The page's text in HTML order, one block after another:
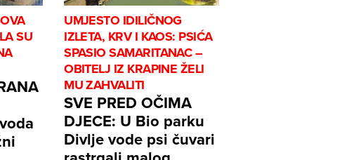
SU
UMJESTO IDILIČNOG
IZLETA, KRV I KAOS: PSIĆA
SPASIO SAMARITANAC –
OBITELJ IZ KRAPINE ŽELI
MU ZAHVALITI
SVE PRED OČIMA
DJECE: U Bio parku
Divlje vode psi čuvari